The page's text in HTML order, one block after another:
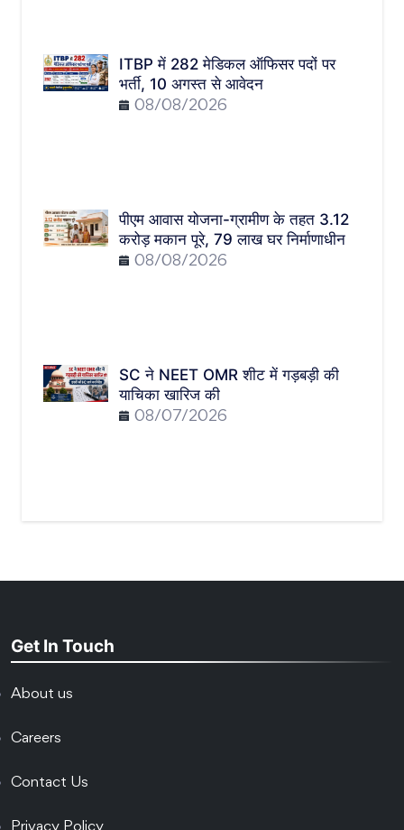
ITBP में 282 मेडिकल ऑफिसर पदों पर
भर्ती, 10 अगस्त से आवेदन
08/08/2026
पीएम आवास योजना-ग्रामीण के तहत 3.12
करोड़ मकान पूरे, 79 लाख घर निर्माणाधीन
08/08/2026
SC ने NEET OMR शीट में गड़बड़ी की
याचिका खारिज की
08/07/2026
Get In Touch
About us
Careers
Contact Us